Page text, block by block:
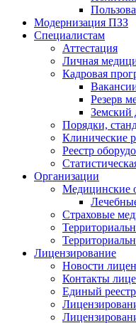
Модернизация ПЗЗ
Специалистам
Аттестация
Личная
Кадровая
Резерв
Земский
Порядки,
Клинические
Реестр
Организации
Медицинские
Страховые
Лицензирование
Новости
Контакты
Единый